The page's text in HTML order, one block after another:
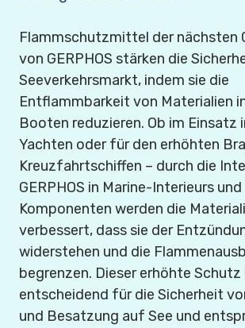
Flammschutzmittel der nächsten
von GERPHOS stärken die
Seeverkehrsmarkt, indem sie die
Entflammbarkeit von Materialien
Booten reduzieren. Ob im Einsatz
Yachten oder für den erhöhten
Kreuzfahrtschiffen – durch die
GERPHOS in Marine-Interieurs und
Komponenten werden die
verbessert, dass sie der
widerstehen und die
begrenzen. Dieser erhöhte Schutz
entscheidend für die Sicherheit
und Besatzung auf See und